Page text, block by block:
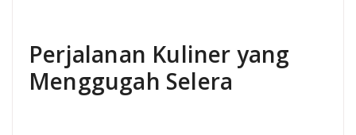
Perjalanan Kuliner yang
Menggugah Selera